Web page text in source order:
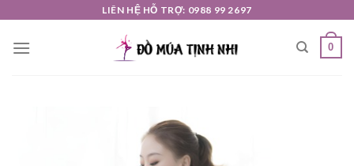
content
LIÊN HỆ HỖ TRỢ: 0988 99 2697
0